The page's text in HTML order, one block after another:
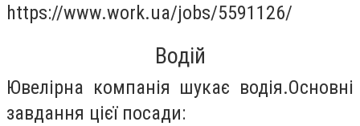
https://www.work.ua/jobs/5591126/
Водій
Ювелірна компанія шукає водія.Основні
завдання цієї посади: